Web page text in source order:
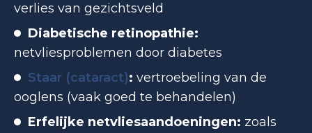
verlies van gezichtsveld
Diabetische retinopathie:
netvliesproblemen door diabetes
Staar (cataract): vertroebeling van de
ooglens (vaak goed te behandelen)
Erfelijke netvliesaandoeningen: zoals